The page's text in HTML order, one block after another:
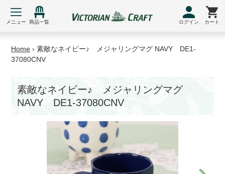
メニュー 商品一覧 ログイン カート
Home › 素敵なネイビー♪ メジャリングマグ NAVY DE1-
37080CNV
素敵なネイビー♪ メジャリングマグ
NAVY DE1-37080CNV